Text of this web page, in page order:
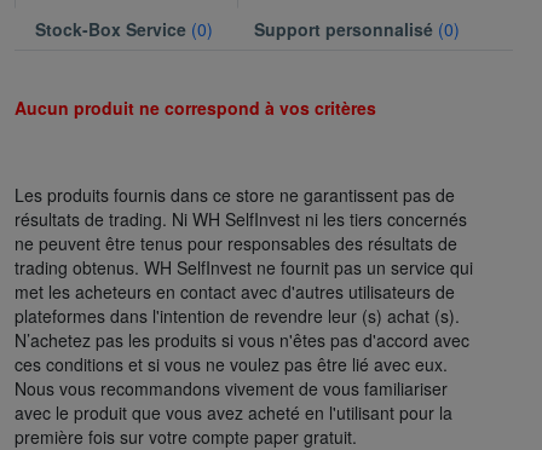
Stock-Box Service (0) Support personnalisé (0)
Aucun produit ne correspond à vos critères
Les produits fournis dans ce store ne garantissent pas de
résultats de trading. Ni WH SelfInvest ni les tiers concernés
ne peuvent être tenus pour responsables des résultats de
trading obtenus. WH SelfInvest ne fournit pas un service qui
met les acheteurs en contact avec d'autres utilisateurs de
plateformes dans l'intention de revendre leur (s) achat (s).
N’achetez pas les produits si vous n'êtes pas d'accord avec
ces conditions et si vous ne voulez pas être lié avec eux.
Nous vous recommandons vivement de vous familiariser
avec le produit que vous avez acheté en l'utilisant pour la
première fois sur votre compte paper gratuit.